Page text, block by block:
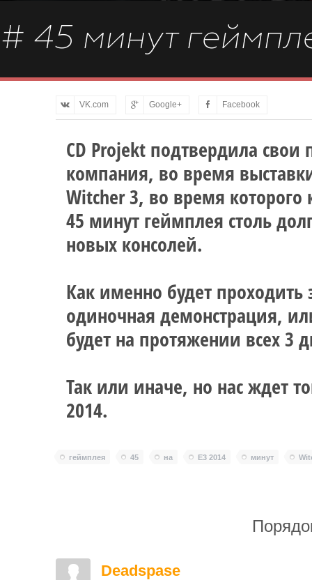
# 45 минут
VK.com Google+ Facebook
CD Projekt подтвердила
компания, во время
Witcher 3, во время
45 минут геймплея столь
новых консолей.
Как именно будет проходить
одиночная демонстрация,
будет на протяжении всех 3
Так или иначе, но нас ждет
2014.
геймплея 45 на E3 2014 минут
Deadspase